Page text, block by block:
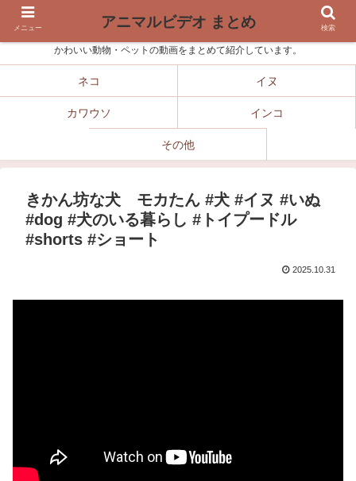
かわいい動物・ペットの動画をまとめて紹介しています。
ネコ イヌ
カワウソ インコ
その他
きかん坊な犬 モカたん #犬 #イヌ #いぬ
#dog #犬のいる暮らし #トイプードル
#shorts #ショート
2025.10.31
メニュー アニマルビデオ まとめ 検索